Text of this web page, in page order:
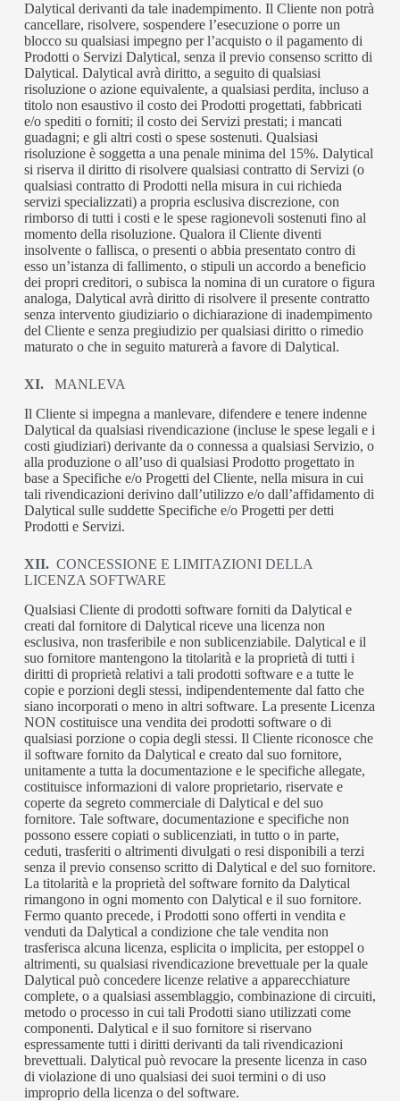
Dalytical derivanti da tale inadempimento. Il Cliente non potrà
cancellare, risolvere, sospendere l’esecuzione o porre un
blocco su qualsiasi impegno per l’acquisto o il pagamento di
Prodotti o Servizi Dalytical, senza il previo consenso scritto di
Dalytical. Dalytical avrà diritto, a seguito di qualsiasi
risoluzione o azione equivalente, a qualsiasi perdita, incluso a
titolo non esaustivo il costo dei Prodotti progettati, fabbricati
e/o spediti o forniti; il costo dei Servizi prestati; i mancati
guadagni; e gli altri costi o spese sostenuti. Qualsiasi
risoluzione è soggetta a una penale minima del 15%. Dalytical
si riserva il diritto di risolvere qualsiasi contratto di Servizi (o
qualsiasi contratto di Prodotti nella misura in cui richieda
servizi specializzati) a propria esclusiva discrezione, con
rimborso di tutti i costi e le spese ragionevoli sostenuti fino al
momento della risoluzione. Qualora il Cliente diventi
insolvente o fallisca, o presenti o abbia presentato contro di
esso un’istanza di fallimento, o stipuli un accordo a beneficio
dei propri creditori, o subisca la nomina di un curatore o figura
analoga, Dalytical avrà diritto di risolvere il presente contratto
senza intervento giudiziario o dichiarazione di inadempimento
del Cliente e senza pregiudizio per qualsiasi diritto o rimedio
maturato o che in seguito maturerà a favore di Dalytical.
XI. MANLEVA
Il Cliente si impegna a manlevare, difendere e tenere indenne
Dalytical da qualsiasi rivendicazione (incluse le spese legali e i
costi giudiziari) derivante da o connessa a qualsiasi Servizio, o
alla produzione o all’uso di qualsiasi Prodotto progettato in
base a Specifiche e/o Progetti del Cliente, nella misura in cui
tali rivendicazioni derivino dall’utilizzo e/o dall’affidamento di
Dalytical sulle suddette Specifiche e/o Progetti per detti
Prodotti e Servizi.
XII. CONCESSIONE E LIMITAZIONI DELLA
LICENZA SOFTWARE
Qualsiasi Cliente di prodotti software forniti da Dalytical e
creati dal fornitore di Dalytical riceve una licenza non
esclusiva, non trasferibile e non sublicenziabile. Dalytical e il
suo fornitore mantengono la titolarità e la proprietà di tutti i
diritti di proprietà relativi a tali prodotti software e a tutte le
copie e porzioni degli stessi, indipendentemente dal fatto che
siano incorporati o meno in altri software. La presente Licenza
NON costituisce una vendita dei prodotti software o di
qualsiasi porzione o copia degli stessi. Il Cliente riconosce che
il software fornito da Dalytical e creato dal suo fornitore,
unitamente a tutta la documentazione e le specifiche allegate,
costituisce informazioni di valore proprietario, riservate e
coperte da segreto commerciale di Dalytical e del suo
fornitore. Tale software, documentazione e specifiche non
possono essere copiati o sublicenziati, in tutto o in parte,
ceduti, trasferiti o altrimenti divulgati o resi disponibili a terzi
senza il previo consenso scritto di Dalytical e del suo fornitore.
La titolarità e la proprietà del software fornito da Dalytical
rimangono in ogni momento con Dalytical e il suo fornitore.
Fermo quanto precede, i Prodotti sono offerti in vendita e
venduti da Dalytical a condizione che tale vendita non
trasferisca alcuna licenza, esplicita o implicita, per estoppel o
altrimenti, su qualsiasi rivendicazione brevettuale per la quale
Dalytical può concedere licenze relative a apparecchiature
complete, o a qualsiasi assemblaggio, combinazione di circuiti,
metodo o processo in cui tali Prodotti siano utilizzati come
componenti. Dalytical e il suo fornitore si riservano
espressamente tutti i diritti derivanti da tali rivendicazioni
brevettuali. Dalytical può revocare la presente licenza in caso
di violazione di uno qualsiasi dei suoi termini o di uso
improprio della licenza o del software.